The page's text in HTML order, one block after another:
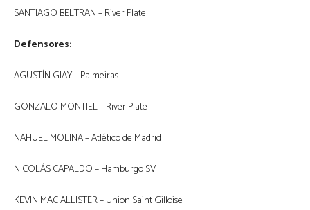
SANTIAGO BELTRAN – River Plate
Defensores:
AGUSTÍN GIAY – Palmeiras
GONZALO MONTIEL – River Plate
NAHUEL MOLINA – Atlético de Madrid
NICOLÁS CAPALDO – Hamburgo SV
KEVIN MAC ALLISTER – Union Saint Gilloise